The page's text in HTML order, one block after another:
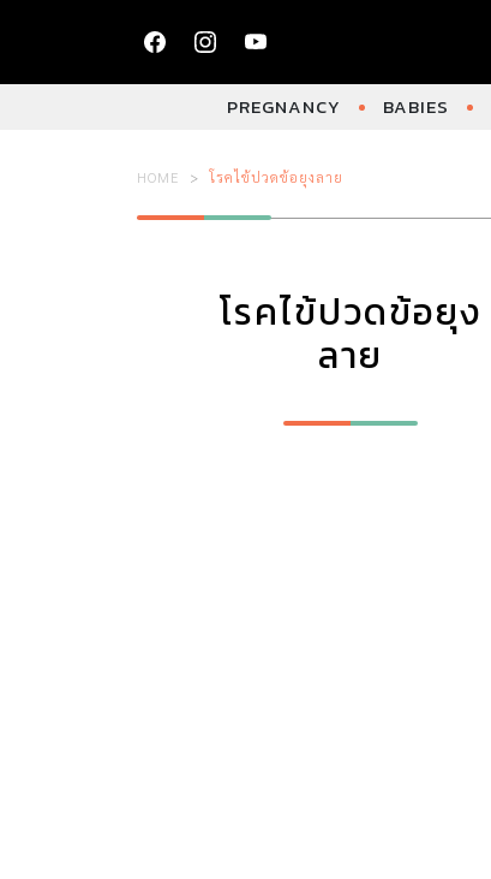
PREGNANCY BABIES
HOME โรคไข้ปวดข้อยุงลาย
โรคไข้ปวดข้อยุง
ลาย